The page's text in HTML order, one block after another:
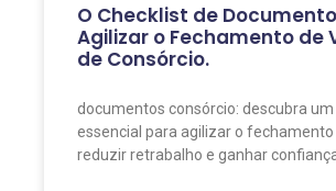
O Checklist de
Agilizar o Fechamento de
de Consórcio.
documentos consórcio: descubra
essencial para agilizar o fechamento
reduzir retrabalho e ganhar